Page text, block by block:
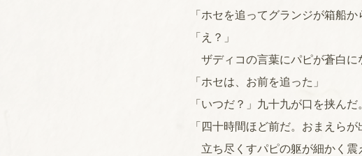
「ホセを追ってグランジが箱船か
「え？」
ザディコの言葉にパピが蒼白に
「ホセは、お前を追った」
「いつだ？」九十九が口を挟んだ。
「四十時間ほど前だ。おまえら
立ち尽くすパピの躯が細かく震